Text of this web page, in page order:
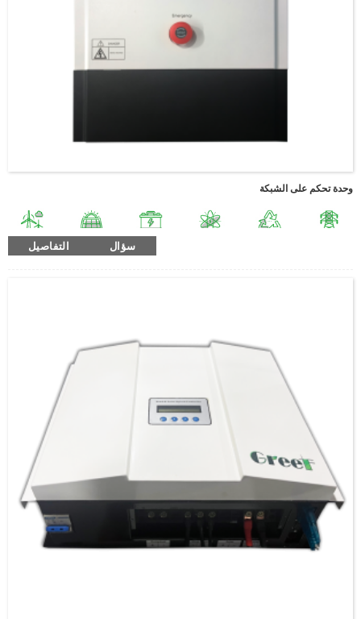
وحدة تحكم على الشبكة
سؤال التفاصيل